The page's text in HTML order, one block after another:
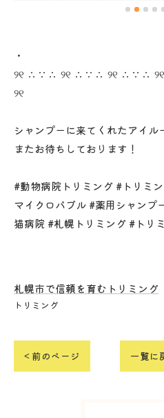
・
୨୧ ∴∵∴ ୨୧ ∴∵∴ ୨୧ ∴∵∴
୨୧
シャンプーに来てくれたアイル
またお待ちしております！
#動物病院トリミング #トリミ
マイクロバブル #薬用シャンプ
猫病院 #札幌トリミング #トリ
札幌市で信頼を育むトリミング
トリミング
< 前のページ 一覧に